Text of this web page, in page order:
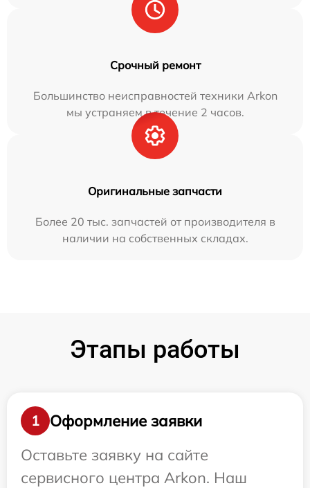
Срочный ремонт
Большинство неисправностей техники Arkon
мы устраняем в течение 2 часов.
Оригинальные запчасти
Более 20 тыс. запчастей от производителя в
наличии на собственных складах.
Этапы работы
1
Оформление заявки
Оставьте заявку на сайте
сервисного центра Arkon. Наш